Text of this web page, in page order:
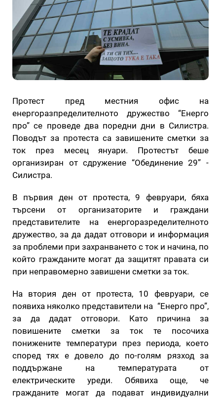
Протест пред местния офис на
енергоразпределителното дружество “Енерго
про” се проведе два поредни дни в Силистра.
Поводът за протеста са завишените сметки за
ток през месец януари. Протестът беше
организиран от сдружение “Обединение 29” -
Силистра.
В първия ден от протеста, 9 февруари, бяха
търсени от организаторите и граждани
представителите на енергоразределителното
дружество, за да дадат отговори и информация
за проблеми при захранването с ток и начина, по
който гражданите могат да защитят правата си
при неправомерно завишени сметки за ток.
На втория ден от протеста, 10 февруари, се
появиха няколко представители на “Енерго про”,
за да дадат отговори. Като причина за
повишените сметки за ток те посочиха
понижените температури през периода, което
според тях е довело до по-голям рязход за
поддържане на температурата от
електрическите уреди. Обявиха още, че
гражданите могат да подават индивидуални